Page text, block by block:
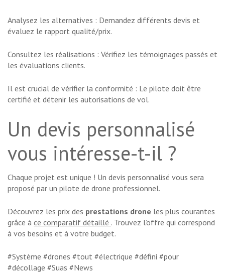
Analysez les alternatives : Demandez différents devis et
évaluez le rapport qualité/prix.
Consultez les réalisations : Vérifiez les témoignages passés et
les évaluations clients.
Il est crucial de vérifier la conformité : Le pilote doit être
certifié et détenir les autorisations de vol.
Un devis personnalisé
vous intéresse-t-il ?
Chaque projet est unique ! Un devis personnalisé vous sera
proposé par un pilote de drone professionnel.
Découvrez les prix des prestations drone les plus courantes
grâce à ce comparatif détaillé . Trouvez l’offre qui correspond
à vos besoins et à votre budget.
#Système #drones #tout #électrique #défini #pour
#décollage #Suas #News